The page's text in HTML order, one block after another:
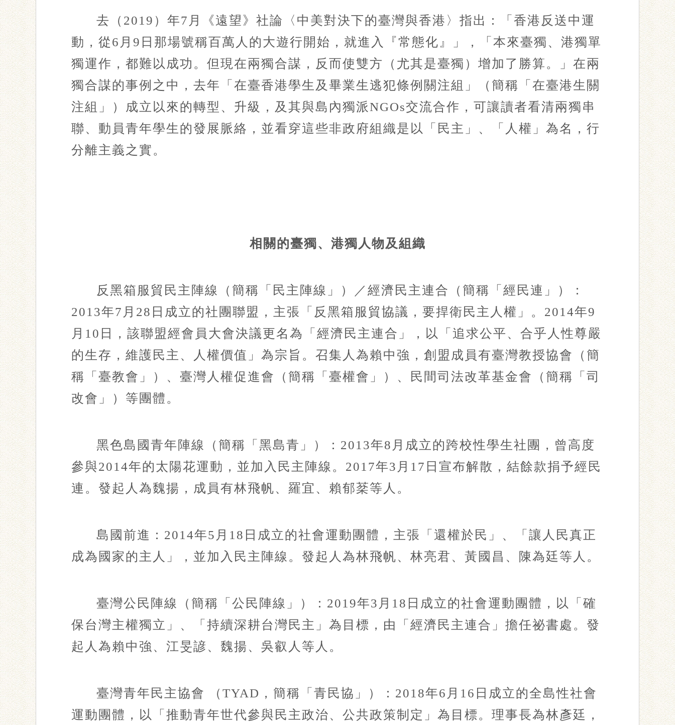
去（2019）年7月《遠望》社論〈中美對決下的臺灣與香港〉指出：「香港反送中運
動，從6月9日那場號稱百萬人的大遊行開始，就進入『常態化』」，「本來臺獨、港獨單
獨運作，都難以成功。但現在兩獨合謀，反而使雙方（尤其是臺獨）增加了勝算。」在兩
獨合謀的事例之中，去年「在臺香港學生及畢業生逃犯條例關注組」（簡稱「在臺港生關
注組」）成立以來的轉型、升級，及其與島內獨派NGOs交流合作，可讓讀者看清兩獨串
聯、動員青年學生的發展脈絡，並看穿這些非政府組織是以「民主」、「人權」為名，行
分離主義之實。
相關的臺獨、港獨人物及組織
反黑箱服貿民主陣線 （簡稱「民主陣線」）
／經濟民主連合（簡稱「經民連」）：
2013年7月28日成立的社團聯盟，主張「反黑箱服貿協議，要捍衛民主人權」。2014年9
月10日，該聯盟經會員大會決議更名為「經濟民主連合」，以「追求公平、合乎人性尊嚴
的生存，維護民主、人權價值」為宗旨。召集人為賴中強，創盟成員有臺灣教授協會（簡
稱「臺教會」）、臺灣人權促進會（簡稱「臺權會」）、民間司法改革基金會（簡稱「司
改會」）等團體。
黑色島國青年陣線（簡稱「黑島青」）：2013年8月成立的跨校性學生社團，曾高度
參與2014年的太陽花運動，並加入民主陣線。2017年3月17日宣布解散，結餘款捐予經民
連。發起人為魏揚，成員有林飛帆、羅宜、賴郁棻等人。
島國前進：2014年5月18日成立的社會運動團體，主張「還權於民」、「讓人民真正
成為國家的主人」，並加入民主陣線。發起人為林飛帆、林亮君、黃國昌、陳為廷等人。
臺灣公民陣線（簡稱「公民陣線」）：2019年3月18日成立的社會運動團體，以「確
保台灣主權獨立」、「持續深耕台灣民主」為目標，由「經濟民主連合」擔任祕書處。發
起人為賴中強、江旻諺、魏揚、吳叡人等人。
臺灣青年民主協會 （TYAD，簡稱「青民協」）：2018年6月16日成立的全島性社會
運動團體，以「推動青年世代參與民主政治、公共政策制定」為目標。理事長為林彥廷，